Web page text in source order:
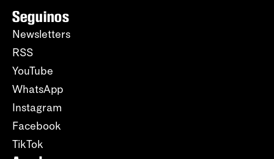
Seguinos
Newsletters
RSS
YouTube
WhatsApp
Instagram
Facebook
TikTok